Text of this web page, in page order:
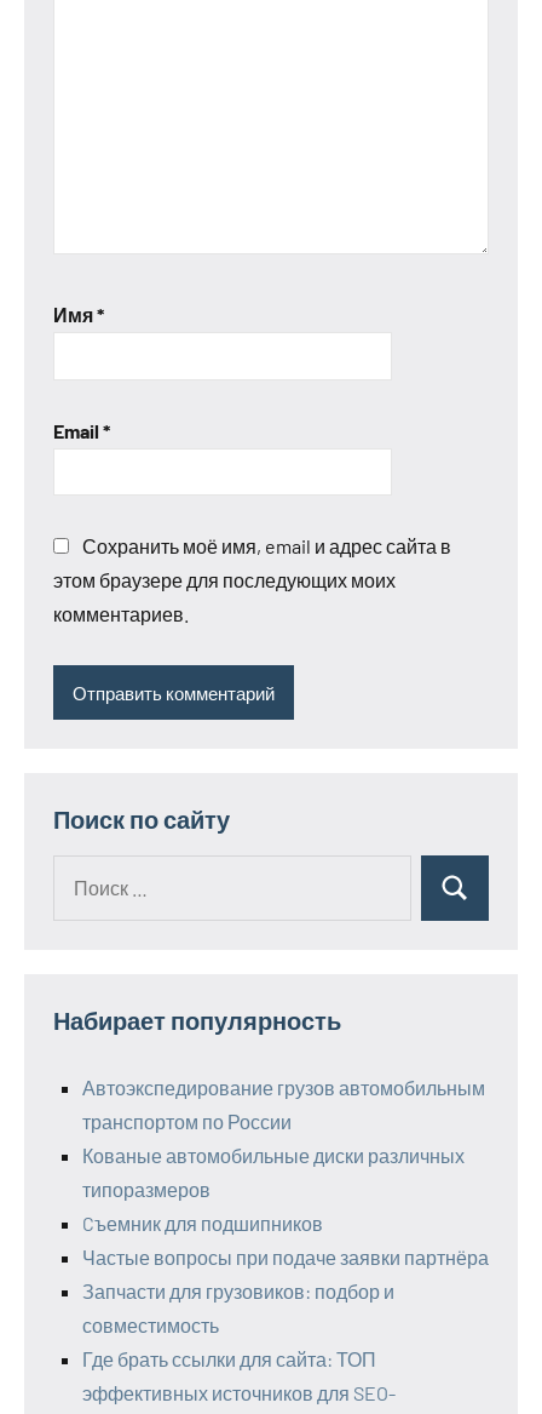
Имя*
Email *
Сохранить моё имя, email и адрес сайта в
этом браузере для последующих моих
комментариев.
Поиск по сайту
Поиск
Набирает популярность
Автоэкспедирование грузов автомобильным
транспортом по России
Кованые автомобильные диски различных
типоразмеров
Cъемник для подшипников
Частые вопросы при подаче заявки партнёра
Запчасти для грузовиков: подбор и
совместимость
Где брать ссылки для сайта: ТОП
эффективных источников для SEO-